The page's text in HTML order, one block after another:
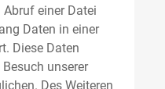
einer Datei
Daten in einer
Diese Daten
unserer
Des Weiteren